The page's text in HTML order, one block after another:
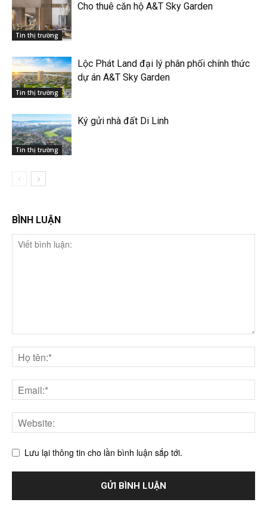
Tin thị trường
Cho thuê căn hộ A&T Sky Garden
Tin thị trường
Lộc Phát Land đại lý phân phối chính thức
dự án A&T Sky Garden
Tin thị trường
Ký gửi nhà đất Di Linh
BÌNH LUẬN
Lưu lại thông tin cho lần bình luận sắp tới.